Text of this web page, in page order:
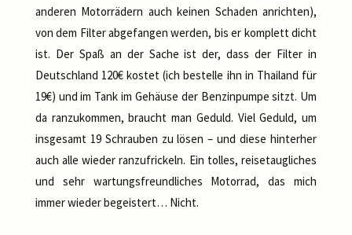
anderen Motorrädern auch keinen Schaden anrichten),
von dem Filter abgefangen werden, bis er komplett dicht
ist. Der Spaß an der Sache ist der, dass der Filter in
Deutschland 120€ kostet (ich bestelle ihn in Thailand für
19€) und im Tank im Gehäuse der Benzinpumpe sitzt. Um
da ranzukommen, braucht man Geduld. Viel Geduld, um
insgesamt 19 Schrauben zu lösen – und diese hinterher
auch alle wieder ranzufrickeln. Ein tolles, reisetaugliches
und sehr wartungsfreundliches Motorrad, das mich
immer wieder begeistert… Nicht.